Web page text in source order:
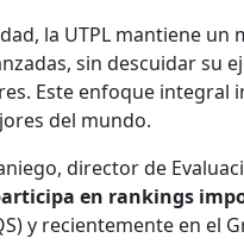
la UTPL mantiene
sin descuidar su
Este enfoque
del mundo.
director de
en rankings
y recientemente en el